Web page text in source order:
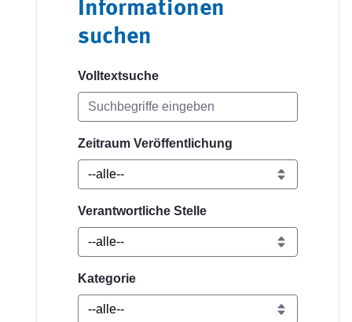
Informationen
suchen
Volltextsuche
Zeitraum Veröffentlichung
Verantwortliche Stelle
Kategorie